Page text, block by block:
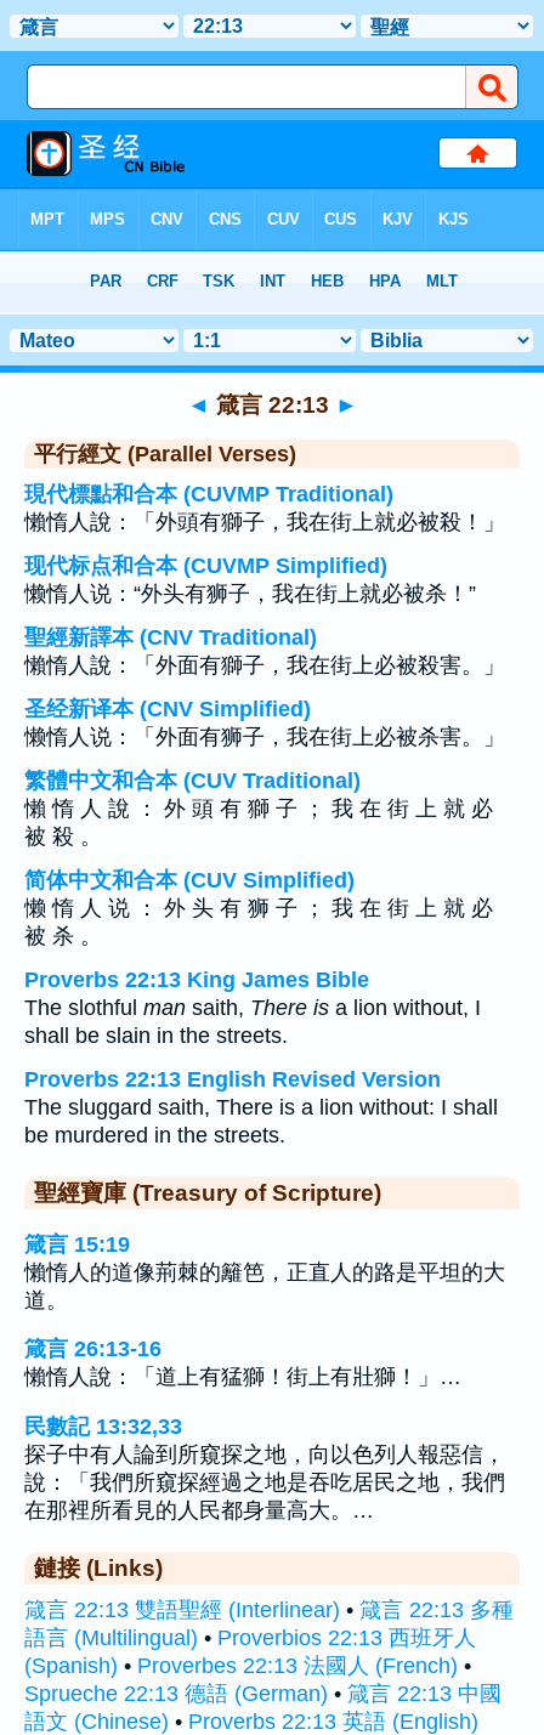
> 聖經金句 13
◄ 箴言 22:13 ►
平行經文 (Parallel Verses)
現代標點和合本 (CUVMP Traditional)
懶惰人說：「外頭有獅子，我在街上就必被殺！」
现代标点和合本 (CUVMP Simplified)
懒惰人说：“外头有狮子，我在街上就必被杀！”
聖經新譯本 (CNV Traditional)
懶惰人說：「外面有獅子，我在街上必被殺害。」
圣经新译本 (CNV Simplified)
懒惰人说：「外面有狮子，我在街上必被杀害。」
繁體中文和合本 (CUV Traditional)
懶 惰 人 說 ： 外 頭 有 獅 子 ； 我 在 街 上 就 必
被 殺 。
简体中文和合本 (CUV Simplified)
懒 惰 人 说 ： 外 头 有 狮 子 ； 我 在 街 上 就 必
被 杀 。
Proverbs 22:13 King James Bible
The slothful man saith, There is a lion without, I
shall be slain in the streets.
Proverbs 22:13 English Revised Version
The sluggard saith, There is a lion without: I shall
be murdered in the streets.
聖經寶庫 (Treasury of Scripture)
箴言 15:19
懶惰人的道像荊棘的籬笆，正直人的路是平坦的大
道。
箴言 26:13-16
懶惰人說：「道上有猛獅！街上有壯獅！」…
民數記 13:32,33
探子中有人論到所窺探之地，向以色列人報惡信，
說：「我們所窺探經過之地是吞吃居民之地，我們
在那裡所看見的人民都身量高大。…
鏈接 (Links)
箴言 22:13 雙語聖經 (Interlinear) • 箴言 22:13 多種
語言 (Multilingual) • Proverbios 22:13 西班牙人
(Spanish) • Proverbes 22:13 法國人 (French) •
Sprueche 22:13 德語 (German) • 箴言 22:13 中國
語文 (Chinese) • Proverbs 22:13 英語 (English)